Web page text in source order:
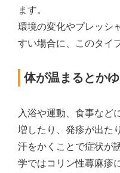
ます。
環境の変化やプレッシ
すい場合に、このタイ
体が温まるとか
入浴や運動、食事など
増したり、発疹が出た
汗をかくことで症状が
学ではコリン性蕁麻疹